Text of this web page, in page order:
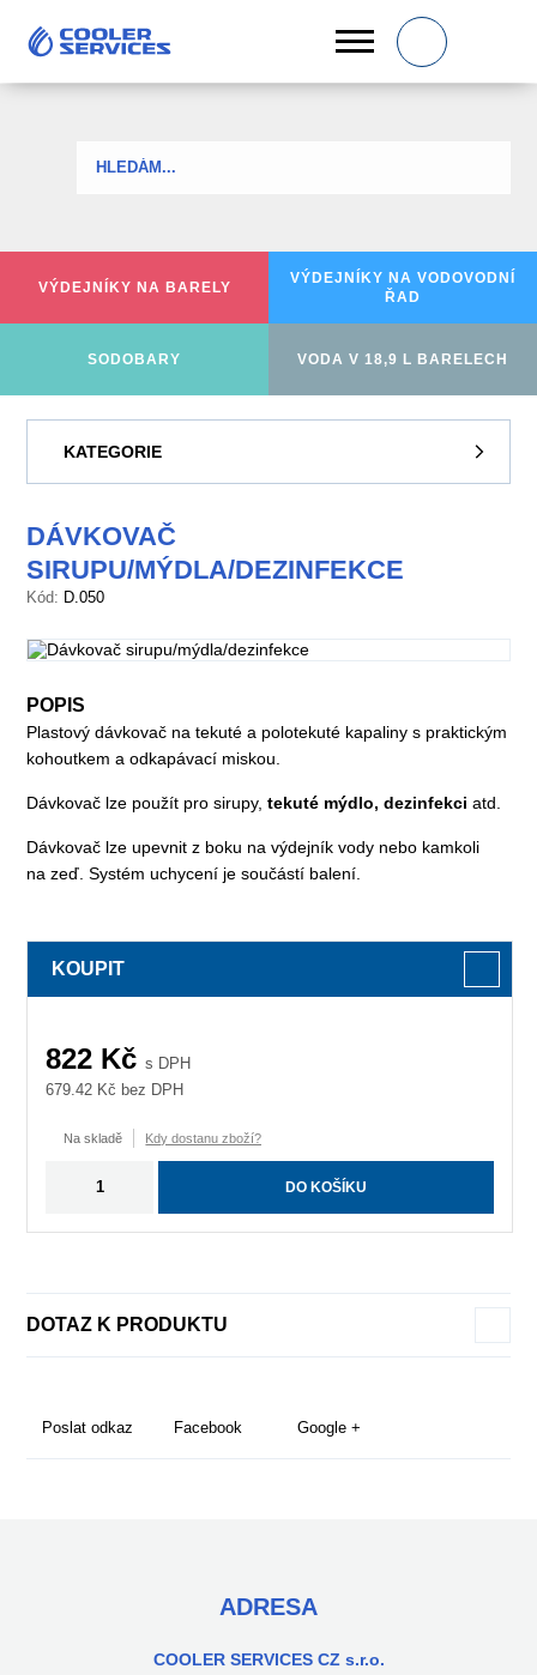
0
VÝDEJNÍKY NA BARELY
VÝDEJNÍKY NA VODOVODNÍ
ŘAD
SODOBARY VODA V 18,9 L BARELECH
KATEGORIE
DÁVKOVAČ
SIRUPU/MÝDLA/DEZINFEKCE
Kód: D.050
POPIS
Plastový dávkovač na tekuté a polotekuté kapaliny s praktickým
kohoutkem a odkapávací miskou.
Dávkovač lze použít pro sirupy,tekuté mýdlo, dezinfekciatd.
Dávkovač lze upevnit z boku na výdejník vody nebo kamkoli
na zeď. Systém uchycení je součástí balení.
KOUPIT
822 Kčs DPH
679.42 Kč bez DPH
Na skladě Kdy dostanu zboží?
DO KOŠÍKU
DOTAZ K PRODUKTU
Poslat odkaz Facebook Google +
ADRESA
COOLER SERVICES CZ s.r.o.